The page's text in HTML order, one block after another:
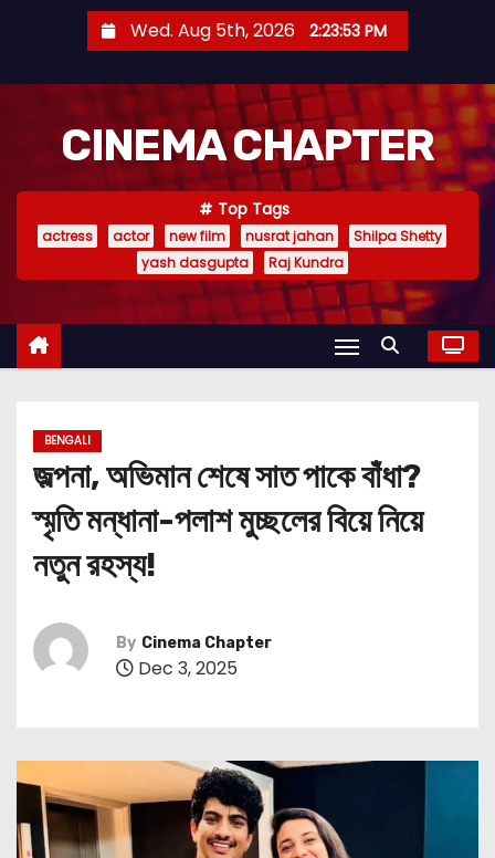
e
Wed. Aug 5th, 2026 2:23:54 PM
CINEMA CHAPTER
Top Tags
actress actor new film nusrat jahan
Shilpa Shetty
yash dasgupta
Raj Kundra
BENGALI
জল্পনা, অভিমান শেষে সাত পাকে বাঁধা?
স্মৃতি মন্ধানা-পলাশ মুচ্ছলের বিয়ে নিয়ে
নতুন রহস্য!
By Cinema Chapter
Dec 3, 2025